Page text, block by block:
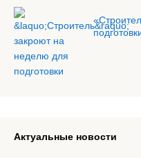
Актуальные новости